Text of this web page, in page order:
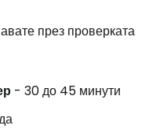
през проверката
- 30 до 45 минути